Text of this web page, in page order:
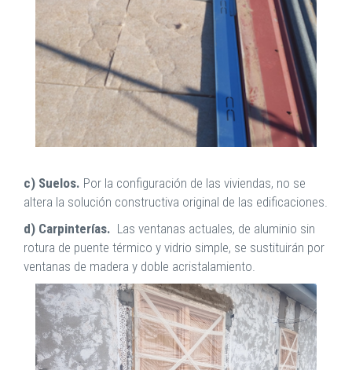
c) Suelos. Por la configuración de las viviendas, no se
altera la solución constructiva original de las edificaciones.
d) Carpinterías. Las ventanas actuales, de aluminio sin
rotura de puente térmico y vidrio simple, se sustituirán por
ventanas de madera y doble acristalamiento.